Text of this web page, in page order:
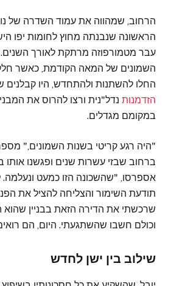
הרחוב, שמהווה את עמוד השדרה של
עבר מטמורפוזה מרתקת לאורך
השמונים של המאה הקודמת, כאשר
החלו להשתנות ולהתחדש, היו קבלנים
הזדמנות נדל"נית ורצו להרוס את
במקומם מגדלים.
"היה רגע קריטי בשנות השמונים,"
ברחוב שבזי עשרות שנים ופגשנו
אספרסו, "שהשכונה הזו כמעט ונעלמה.
תודעת השימור והצליחה להציל את
שרכשתי את הדירה הזאת בבניין
וכולם חשבו שהשתגעתי. היום, הם
שילוב בין ישן לחדש